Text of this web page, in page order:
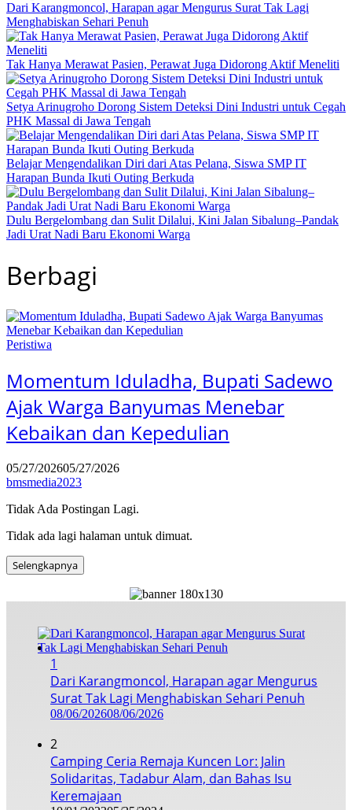
Dari Karangmoncol, Harapan agar Mengurus Surat Tak Lagi
Menghabiskan Sehari Penuh
Tak Hanya Merawat Pasien, Perawat Juga Didorong Aktif Meneliti
Setya Arinugroho Dorong Sistem Deteksi Dini Industri untuk Cegah
PHK Massal di Jawa Tengah
Belajar Mengendalikan Diri dari Atas Pelana, Siswa SMP IT
Harapan Bunda Ikuti Outing Berkuda
Dulu Bergelombang dan Sulit Dilalui, Kini Jalan Sibalung–Pandak
Jadi Urat Nadi Baru Ekonomi Warga
Berbagi
Peristiwa
Momentum Iduladha, Bupati Sadewo
Ajak Warga Banyumas Menebar
Kebaikan dan Kepedulian
05/27/202605/27/2026
bmsmedia2023
Tidak Ada Postingan Lagi.
Tidak ada lagi halaman untuk dimuat.
Selengkapnya
1
Dari Karangmoncol, Harapan agar Mengurus
Surat Tak Lagi Menghabiskan Sehari Penuh
08/06/202608/06/2026
2
Camping Ceria Remaja Kuncen Lor: Jalin
Solidaritas, Tadabur Alam, dan Bahas Isu
Keremajaan